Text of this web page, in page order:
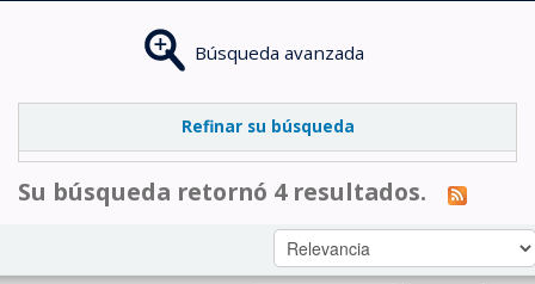
Búsqueda avanzada
Refinar su búsqueda
Su búsqueda retornó 4 resultados.